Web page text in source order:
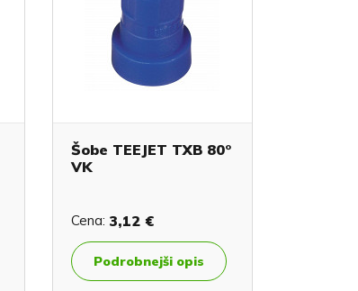
Šobe TEEJET TXB 80°
VK
Cena: 3,12 €
Podrobnejši opis